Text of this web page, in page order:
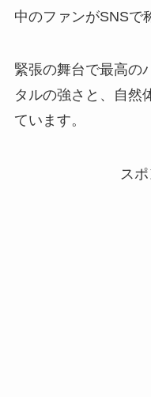
中のファンがSNSで
緊張の舞台で最高の
タルの強さと、自然
ています。
ス